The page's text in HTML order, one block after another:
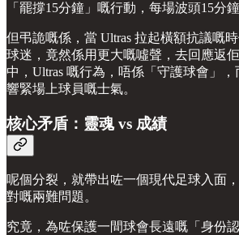
「罷撐15分鐘」嘅行動，每場波頭15分
但弔詭嘅係，當 Ultras 拉起橫額抗議嘅
球迷，竟然係用更大嘅噓聲，去回應返
中，Ultras 嘅行為，唔係「守護球會」
響緊場上球員嘅士氣。
核心矛盾：靈魂 vs 成績
呢個分裂，就帶出咗一個現代足球入面
對嘅兩難問題。
究竟，為咗保護一間球會長遠嘅「身份